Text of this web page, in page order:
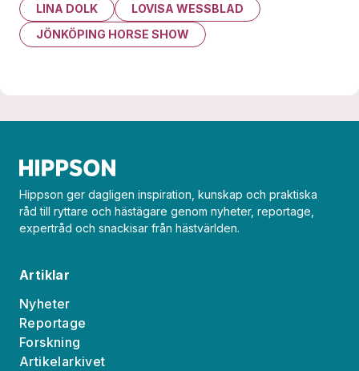
LINA DOLK
LOVISA WESSBLAD
JÖNKÖPING HORSE SHOW
Hippson ger dagligen inspiration, kunskap och praktiska
råd till ryttare och hästägare genom nyheter, reportage,
expertråd och snackisar från hästvärlden.
Artiklar
Nyheter
Reportage
Forskning
Artikelarkivet